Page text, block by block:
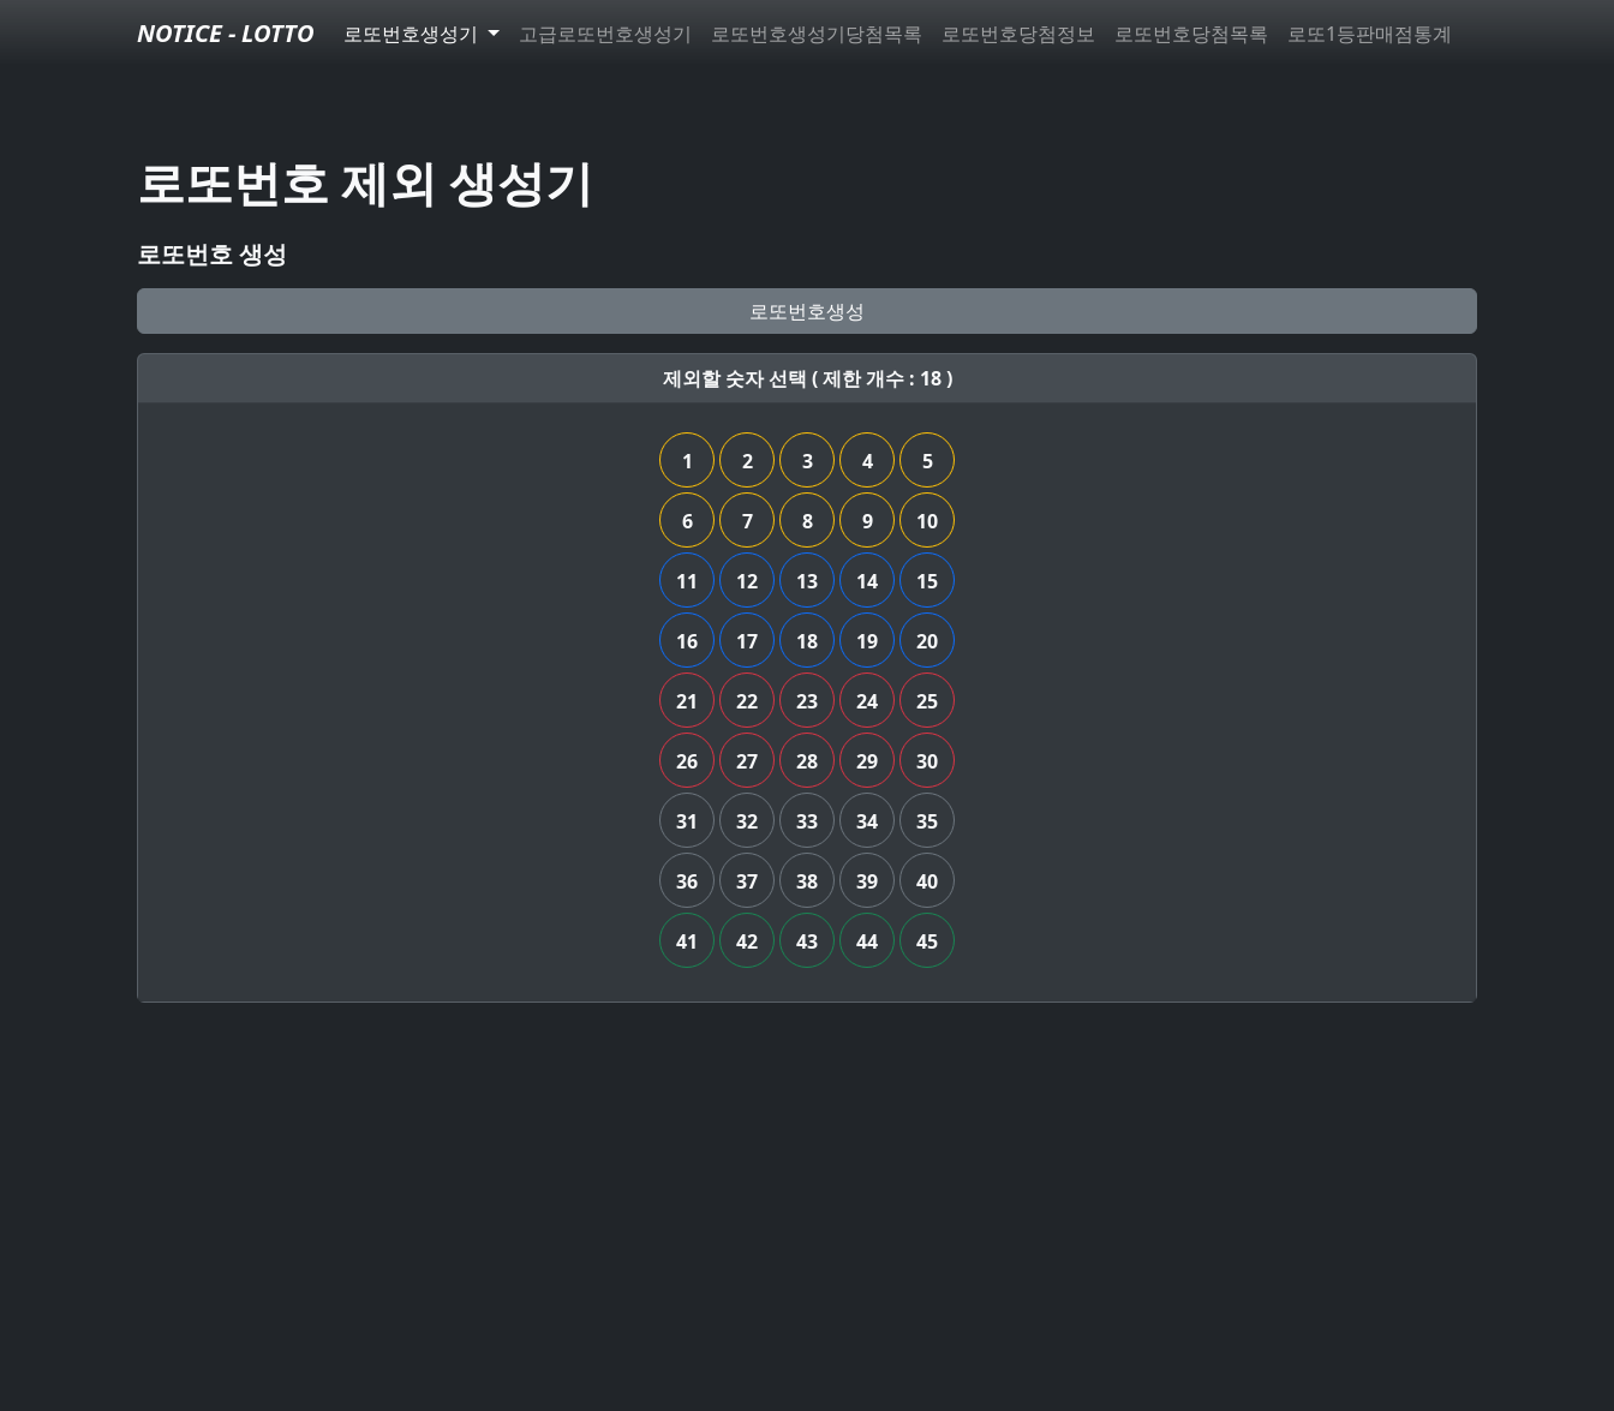
NOTICE - LOTTO 로또번호생성기 고급로또번호생성기 로또번호생성기당첨목록 로또번호당첨정보 로또번호당첨목록 로또1등판매점통계
로또번호 제외 생성기
로또번호 생성
로또번호생성
제외할 숫자 선택 ( 제한 개수 : 18 )
1 2 3 4 5
6 7 8 9 10
11 12 13 14 15
16 17 18 19 20
21 22 23 24 25
26 27 28 29 30
31 32 33 34 35
36 37 38 39 40
41 42 43 44 45